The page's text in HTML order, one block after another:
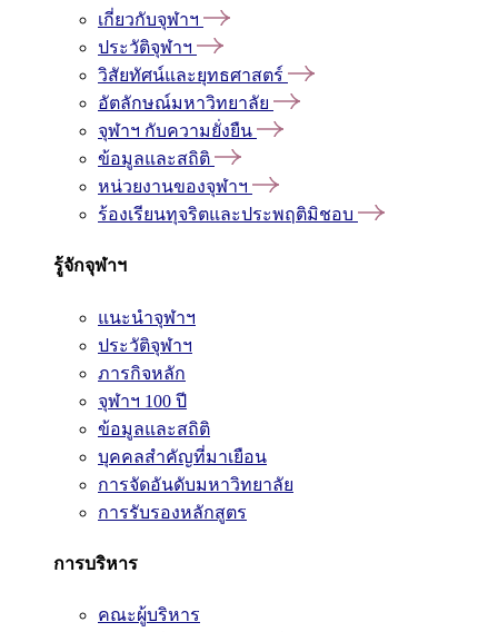
เกี่ยวกับจุฬาฯ
ประวัติจุฬาฯ
วิสัยทัศน์และยุทธศาสตร์
อัตลักษณ์มหาวิทยาลัย
จุฬาฯ กับความยั่งยืน
ข้อมูลและสถิติ
หน่วยงานของจุฬาฯ
ร้องเรียนทุจริตและประพฤติมิชอบ
รู้จักจุฬาฯ
แนะนำจุฬาฯ
ประวัติจุฬาฯ
ภารกิจหลัก
จุฬาฯ 100 ปี
ข้อมูลและสถิติ
บุคคลสำคัญที่มาเยือน
การจัดอันดับมหาวิทยาลัย
การรับรองหลักสูตร
การบริหาร
คณะผู้บริหาร